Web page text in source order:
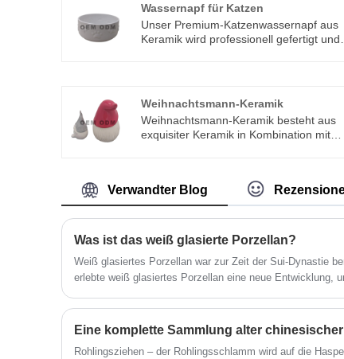
Wassernapf für Katzen
Unser Premium-Katzenwassernapf aus
Keramik wird professionell gefertigt und
professioneller Keramikhandwerkskunst,
geliefert. Mit einer kompletten
Industriekette, unabhängigen F&E-
Handelsunternehmen, sondern ein
Hersteller, der jeden
Glasurpolieren bis hin zur Verpackung
Weihnachtsmann-Keramik
Weihnachtsmann-Keramik besteht aus
exquisiter Keramik in Kombination mit
der Legende des westlichen
Weihnachtsabends, der leise
an Kinder gibt, ist eine der
Rollen des Geburtstages von Jesus
Christus , also Weihnachten im Westen.
wird allgemein angenommen, dass er
Abkömmling des christlichen Heiligen
Weihnachtsmanns könnte mit einem
Musca-Fliege bekannt ist.
Verwandter Blog
Was ist das weiß glasierte Porzellan?
Weiß glasiertes Porzellan war zur Zeit der Sui-Dynastie
erlebte weiß glasiertes Porzellan eine neue Entwicklung,
liegt, was eine solide Grundlage für Unterglasur- und
Eine komplette Sammlung alter
Rohlingsziehen – der Rohlingsschlamm wird auf die